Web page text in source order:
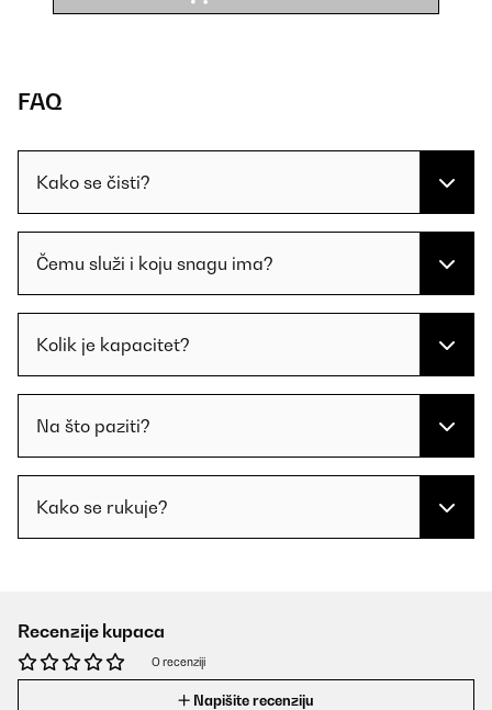
FAQ
Kako se čisti?
Čemu služi i koju snagu ima?
Kolik je kapacitet?
Na što paziti?
Kako se rukuje?
Recenzije kupaca
O recenziji
Napišite recenziju